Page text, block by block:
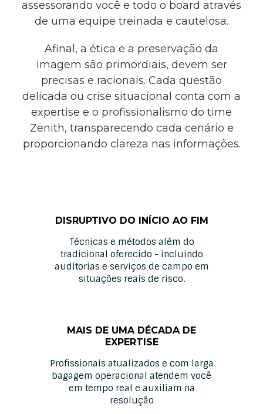
assessorando você e todo o board através
de uma equipe treinada e cautelosa.
Afinal, a ética e a preservação da
imagem são primordiais, devem ser
precisas e racionais. Cada questão
delicada ou crise situacional conta com a
expertise e o profissionalismo do time
Zenith, transparecendo cada cenário e
proporcionando clareza nas informações.
DISRUPTIVO DO INÍCIO AO FIM
Técnicas e métodos além do
tradicional oferecido - incluindo
auditorias e serviços de campo em
situações reais de risco.
MAIS DE UMA DÉCADA DE
EXPERTISE
Profissionais atualizados e com larga
bagagem operacional atendem você
em tempo real e auxiliam na
resolução